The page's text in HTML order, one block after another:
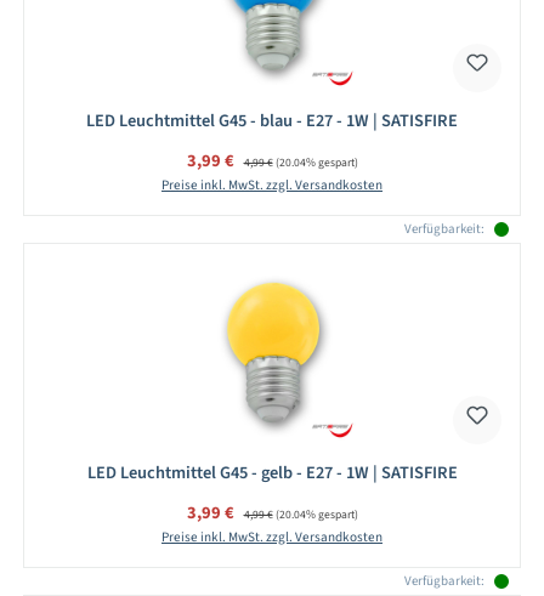
LED Leuchtmittel G45 - blau - E27 - 1W | SATISFIRE
Verkaufspreis:
3,99 € Regulärer Preis:
4,99 €(20.04% gespart)
Preise inkl. MwSt. zzgl. Versandkosten
Verfügbarkeit:
LED Leuchtmittel G45 - gelb - E27 - 1W | SATISFIRE
Verkaufspreis:
3,99 € Regulärer Preis:
4,99 €(20.04% gespart)
Preise inkl. MwSt. zzgl. Versandkosten
Verfügbarkeit: